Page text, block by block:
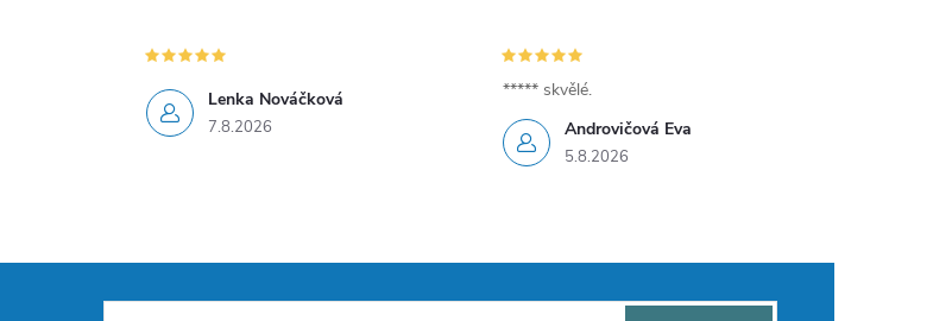
Lenka Nováčková
7.8.2026 Androvičová Eva
5.8.2026
***** skvělé.